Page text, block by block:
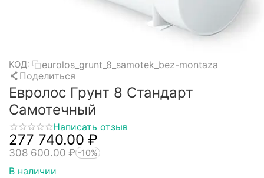
КОД:
eurolos_grunt_8_samotek_bez-montaza
Поделиться
Евролос Грунт 8 Стандарт
Самотечный
Написать отзыв
277 740.00 ₽
308 600.00 ₽ -10%
В наличии